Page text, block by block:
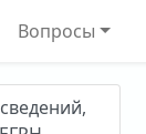
Вопросы